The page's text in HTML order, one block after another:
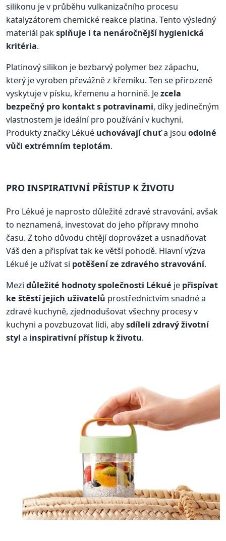
silikonu je v průběhu vulkanizačního procesu
katalyzátorem chemické reakce platina. Tento výsledný
materiál paksplňuje i ta nenáročnější hygienická
kritéria.
Platinový silikon je bezbarvý polymer bez zápachu,
který je vyroben převážně z křemíku. Ten se přirozeně
vyskytuje v písku, křemenu a hornině. Jezcela
bezpečný pro kontakt s potravinami, díky jedinečným
vlastnostem je ideální pro používání v kuchyni.
Produkty značky Lékué uchovávají chuťa jsou odolné
vůči extrémním teplotám.
PRO INSPIRATIVNÍ PŘÍSTUP K ŽIVOTU
Pro Lékué je naprosto důležité zdravé stravování, avšak
to neznamená, investovat do jeho přípravy mnoho
času. Z toho důvodu chtějí doprovázet a usnadňovat
Váš den a přispívat tak ke větší pohodě. Hlavní výzva
Lékué je užívat si potěšení ze zdravého stravování.
Mezi důležité hodnoty společnosti Lékué je přispívat
ke štěstí jejich uživatelů prostřednictvím snadné a
zdravé kuchyně, zjednodušovat všechny procesy v
kuchyni a povzbuzovat lidi, abysdíleli zdravý životní
styl a inspirativní přístup k životu.